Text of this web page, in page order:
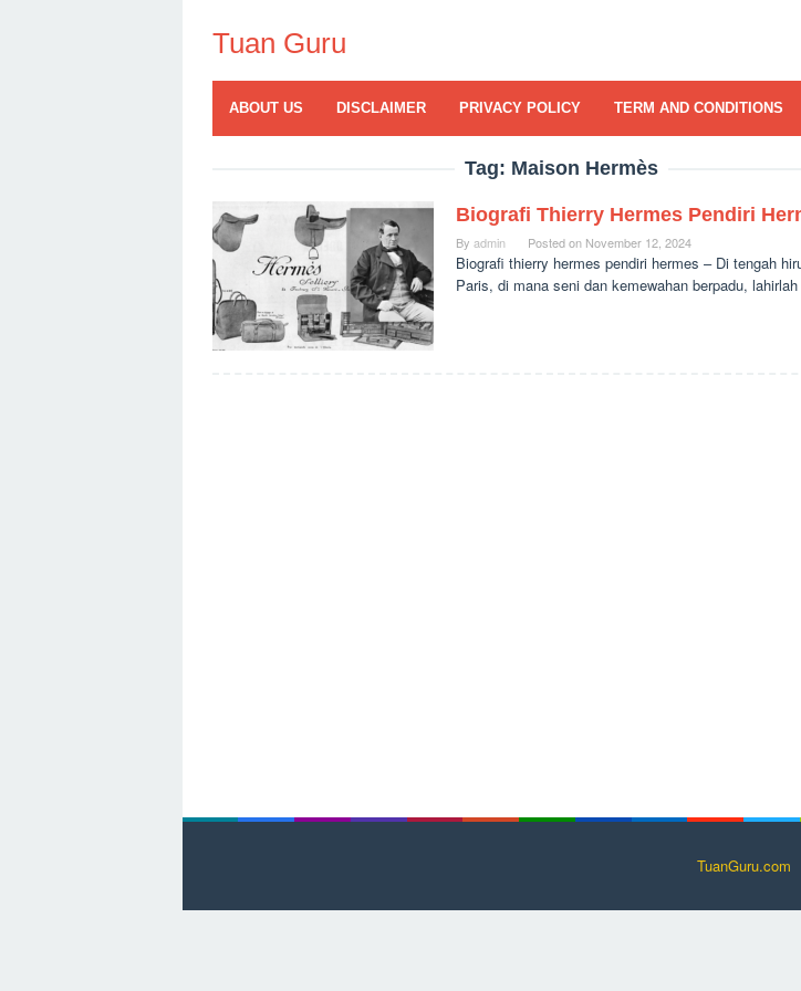
contentTuan Guru
ABOUT US DISCLAIMER PRIVACY POLICY TERM AND CONDITIONS
Tag: Maison Hermès
Biografi Thierry Hermes Pendiri
By admin Posted on November 12, 2024
Biografi thierry hermes pendiri hermes – Di tengah
Paris, di mana seni dan kemewahan berpadu,
TuanGuru.com